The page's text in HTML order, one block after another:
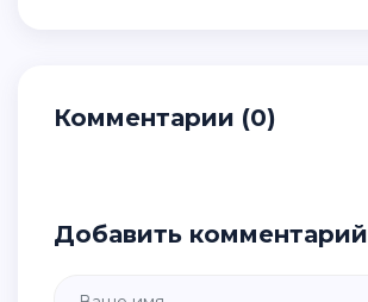
Комментарии (0)
Добавить комментарий